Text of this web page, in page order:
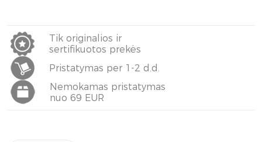
Tik originalios ir
sertifikuotos prekės
Pristatymas per 1-2 d.d.
Nemokamas pristatymas
nuo 69 EUR